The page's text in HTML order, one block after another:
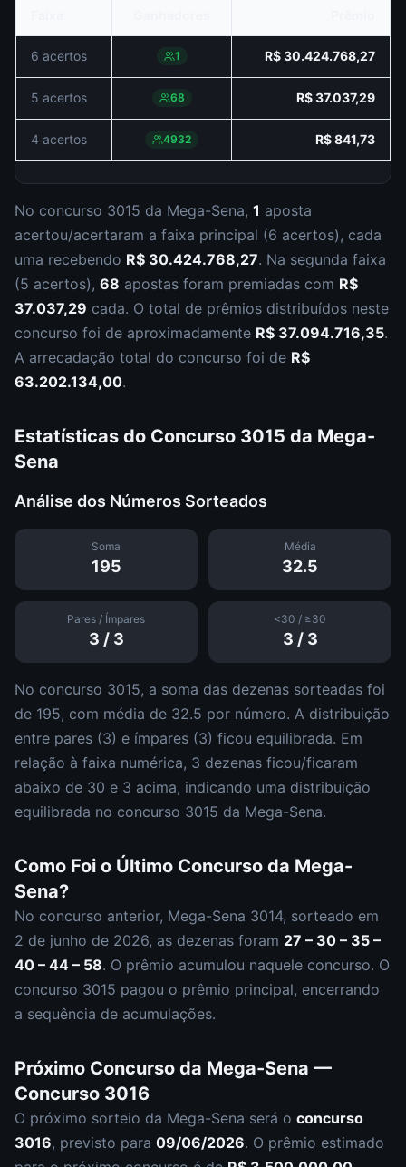
6 acertos 1 R$ 30.424.768,27
5 acertos 68 R$ 37.037,29
4 acertos 4932 R$ 841,73
No concurso 3015 da Mega-Sena, 1 aposta
acertou/acertaram a faixa principal (6 acertos), cada
uma recebendo R$ 30.424.768,27. Na segunda faixa
(5 acertos), 68 apostas foram premiadas com R$
37.037,29 cada. O total de prêmios distribuídos neste
concurso foi de aproximadamente R$ 37.094.716,35.
A arrecadação total do concurso foi de R$
63.202.134,00.
Estatísticas do Concurso 3015 da Mega-
Sena
Análise dos Números Sorteados
Soma
195
Média
32.5
Pares / Ímpares
3 / 3
<30 / ≥30
3 / 3
No concurso 3015, a soma das dezenas sorteadas foi
de 195, com média de 32.5 por número. A distribuição
entre pares (3) e ímpares (3) ficou equilibrada. Em
relação à faixa numérica, 3 dezenas ficou/ficaram
abaixo de 30 e 3 acima, indicando uma distribuição
equilibrada no concurso 3015 da Mega-Sena.
Como Foi o Último Concurso da Mega-
Sena?
No concurso anterior, Mega-Sena 3014, sorteado em
2 de junho de 2026, as dezenas foram 27 – 30 – 35 –
40 – 44 – 58. O prêmio acumulou naquele concurso. O
concurso 3015 pagou o prêmio principal, encerrando
a sequência de acumulações.
Próximo Concurso da Mega-Sena —
Concurso 3016
O próximo sorteio da Mega-Sena será o concurso
3016, previsto para 09/06/2026. O prêmio estimado